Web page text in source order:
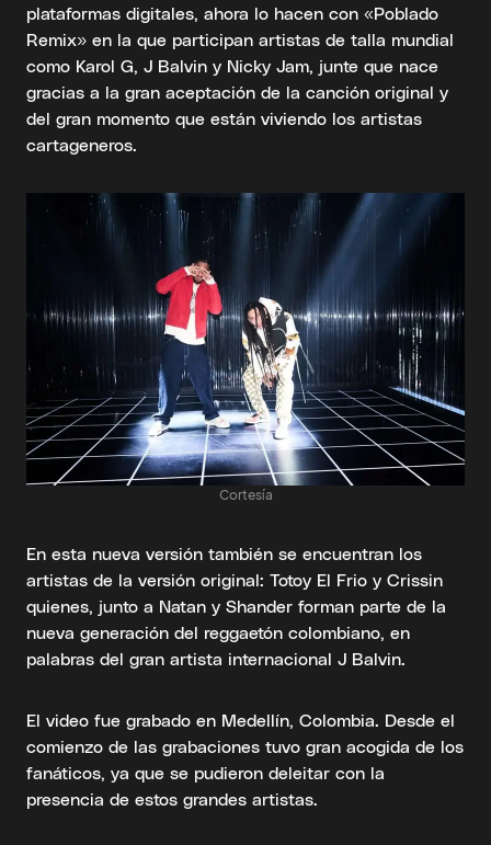
plataformas digitales, ahora lo hacen con «Poblado
Remix» en la que participan artistas de talla mundial
como Karol G, J Balvin y Nicky Jam, junte que nace
gracias a la gran aceptación de la canción original y
del gran momento que están viviendo los artistas
cartageneros.
Cortesía
En esta nueva versión también se encuentran los
artistas de la versión original: Totoy El Frio y Crissin
quienes, junto a Natan y Shander forman parte de la
nueva generación del reggaetón colombiano, en
palabras del gran artista internacional J Balvin.
El video fue grabado en Medellín, Colombia. Desde el
comienzo de las grabaciones tuvo gran acogida de los
fanáticos, ya que se pudieron deleitar con la
presencia de estos grandes artistas.